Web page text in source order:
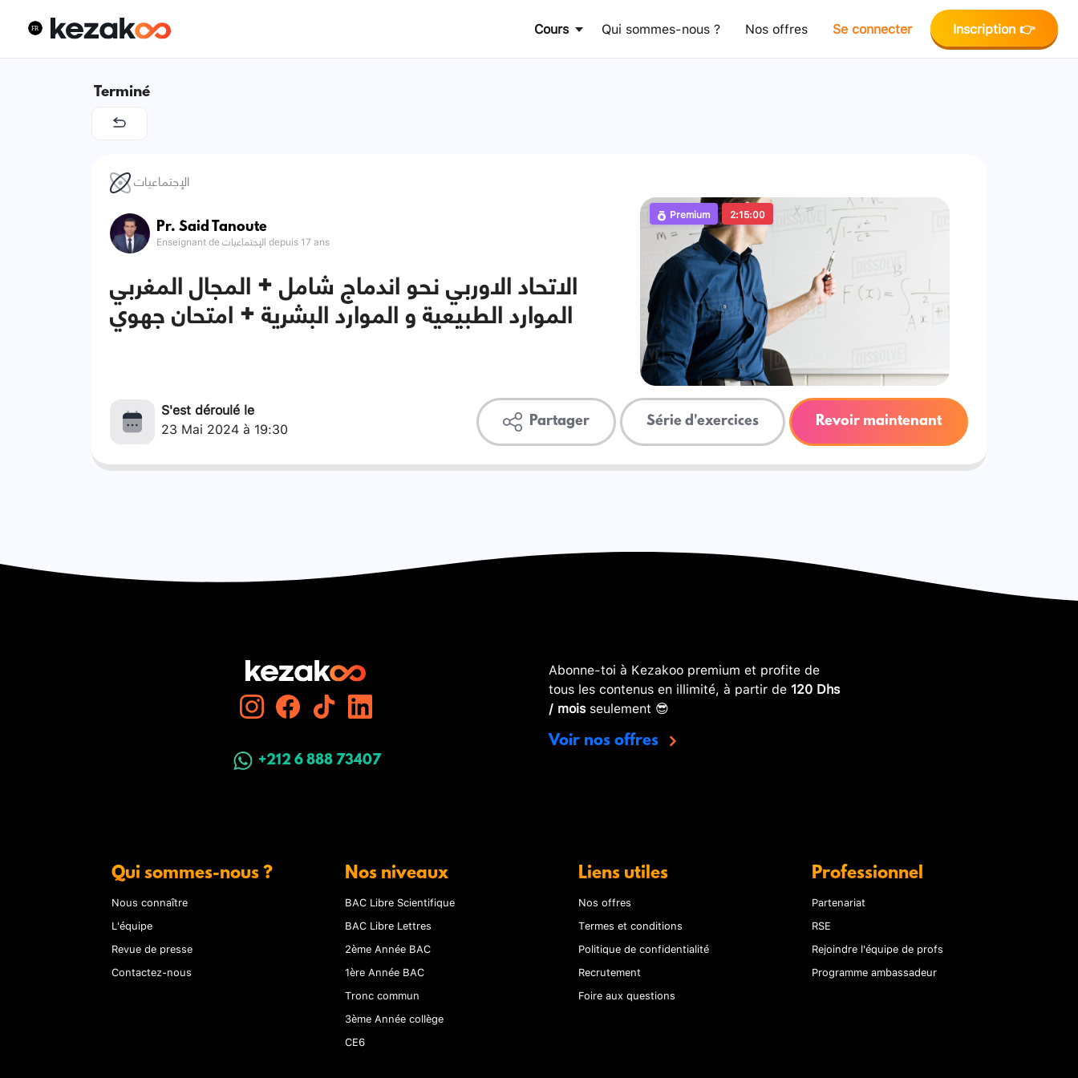
Cours Qui sommes-nous ? Nos offres Se connecter Inscription 👉
Terminé
الإجتماعيات
Pr. Said Tanoute
Enseignant de الإجتماعيات depuis 17 ans
الاتحاد الاوربي نحو اندماج شامل + المجال المغربي
الموارد الطبيعية و الموارد البشرية + امتحان جهوي
Premium 2:15:00
S'est déroulé le
23 Mai 2024 à 19:30
Partager Série d'exercices Revoir maintenant
+212 6 888 73407
Abonne-toi à Kezakoo premium et profite de
tous les contenus en illimité, à partir de 120 Dhs
/ moisseulement 😎
Voir nos offres
Qui sommes-nous ?
Nous connaître
L'équipe
Revue de presse
Contactez-nous
Nos niveaux
BAC Libre Scientifique
BAC Libre Lettres
2ème Année BAC
1ère Année BAC
Tronc commun
3ème Année collège
CE6
Liens utiles
Nos offres
Termes et conditions
Politique de confidentialité
Recrutement
Foire aux questions
Professionnel
Partenariat
RSE
Rejoindre l'équipe de profs
Programme ambassadeur